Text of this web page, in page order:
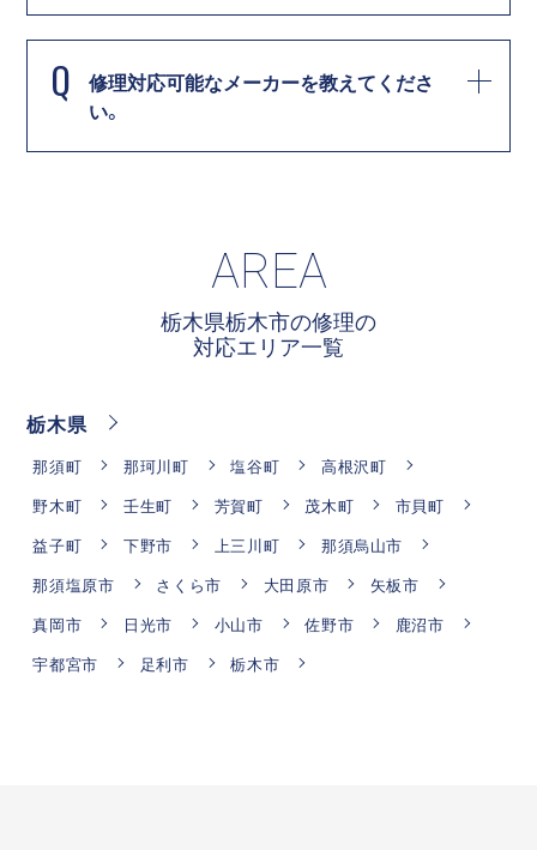
Q
修理対応可能なメーカーを教えてくださ
い。
AREA
栃木県栃木市の修理の
対応エリア一覧
栃木県
那須町 那珂川町 塩谷町
高根沢町
野木町
壬生町 芳賀町 茂木町
市貝町
益子町
下野市 上三川町
那須烏山市
那須塩原市
さくら市 大田原市
矢板市
真岡市
日光市 小山市 佐野市
鹿沼市
宇都宮市
足利市 栃木市